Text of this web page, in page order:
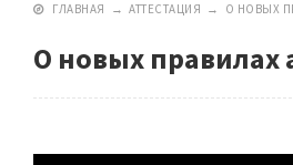
ГЛАВНАЯ
→ АТТЕСТАЦИЯ → О НОВЫХ
О новых правилах